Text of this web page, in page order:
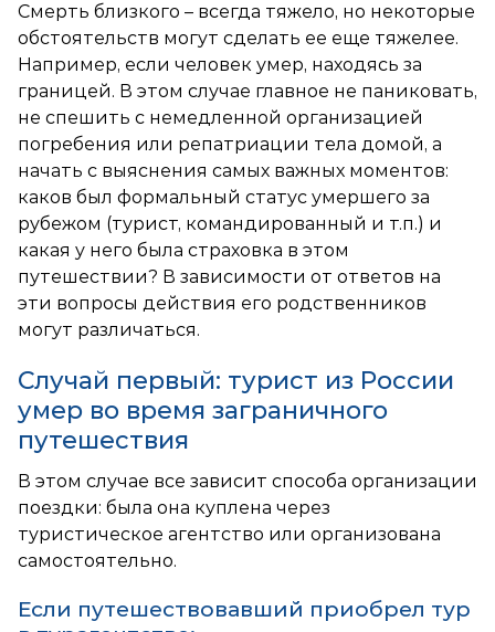
Смерть близкого – всегда тяжело, но некоторые
обстоятельств могут сделать ее еще тяжелее.
Например, если человек умер, находясь за
границей. В этом случае главное не паниковать,
не спешить с немедленной организацией
погребения или репатриации тела домой, а
начать с выяснения самых важных моментов:
каков был формальный статус умершего за
рубежом (турист, командированный и т.п.) и
какая у него была страховка в этом
путешествии? В зависимости от ответов на
эти вопросы действия его родственников
могут различаться.
Случай первый: турист из России
умер во время заграничного
путешествия
В этом случае все зависит способа организации
поездки: была она куплена через
туристическое агентство или организована
самостоятельно.
Если путешествовавший приобрел тур